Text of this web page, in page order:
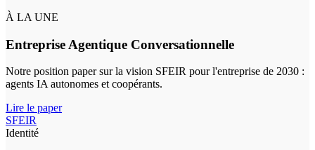
À LA UNE
Entreprise Agentique Conversationnelle
Notre position paper sur la vision SFEIR pour l'entreprise de 2030 :
agents IA autonomes et coopérants.
Lire le paper
SFEIR
Identité